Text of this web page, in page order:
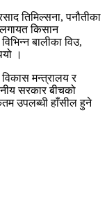
तिमिल्सना, पनौतीका
लगायत किसान
बालीका विउ,
।
मन्त्रालय र
सरकार बीचको
उपलब्धी हाँसील हुने